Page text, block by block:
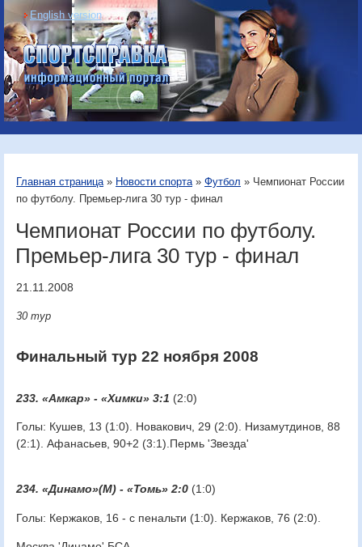
English version
Информационный
портал «Спортсправка»
Главная страница» Новости спорта» Футбол » Чемпионат России
по футболу. Премьер-лига 30 тур - финал
Чемпионат России по футболу.
Премьер-лига 30 тур - финал
21.11.2008
30 тур
Финальный тур 22 ноября 2008
233. «Амкар» - «Химки» 3:1 (2:0)
Голы: Кушев, 13 (1:0). Новакович, 29 (2:0). Низамутдинов, 88
(2:1). Афанасьев, 90+2 (3:1).Пермь 'Звезда'
234. «Динамо»(М) - «Томь» 2:0 (1:0)
Голы: Кержаков, 16 - с пенальти (1:0). Кержаков, 76 (2:0).